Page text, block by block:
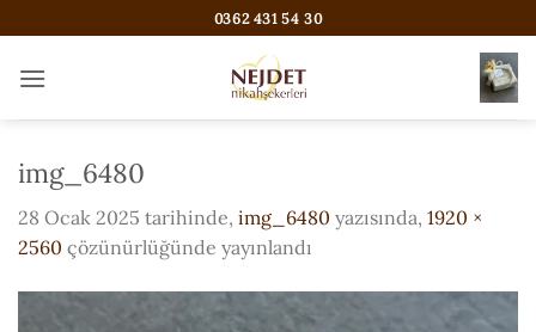
atla
0362 431 54 30
img_6480
28 Ocak 2025 tarihinde, img_6480 yazısında, 1920 ×
2560 çözünürlüğünde yayınlandı